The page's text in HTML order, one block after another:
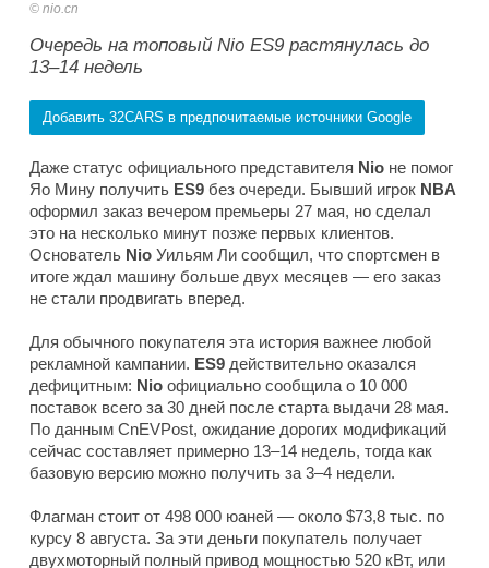
nio.cn
Очередь на топовый Nio ES9 растянулась до
13–14 недель
Добавить 32CARS в предпочитаемые источники Google
Даже статус официального представителя Nio не помог
Яо Мину получить ES9 без очереди. Бывший игрок NBA
оформил заказ вечером премьеры 27 мая, но сделал
это на несколько минут позже первых клиентов.
Основатель Nio Уильям Ли сообщил, что спортсмен в
итоге ждал машину больше двух месяцев — его заказ
не стали продвигать вперед.
Для обычного покупателя эта история важнее любой
рекламной кампании. ES9 действительно оказался
дефицитным: Nio официально сообщила о 10 000
поставок всего за 30 дней после старта выдачи 28 мая.
По данным CnEVPost, ожидание дорогих модификаций
сейчас составляет примерно 13–14 недель, тогда как
базовую версию можно получить за 3–4 недели.
Флагман стоит от 498 000 юаней — около $73,8 тыс. по
курсу 8 августа. За эти деньги покупатель получает
двухмоторный полный привод мощностью 520 кВт, или